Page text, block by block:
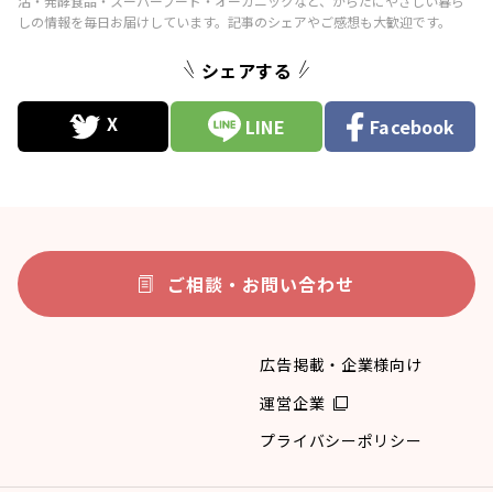
シェアする
LINE Facebook
ご相談・お問い合わせ
広告掲載・企業様向け
運営企業
プライバシーポリシー